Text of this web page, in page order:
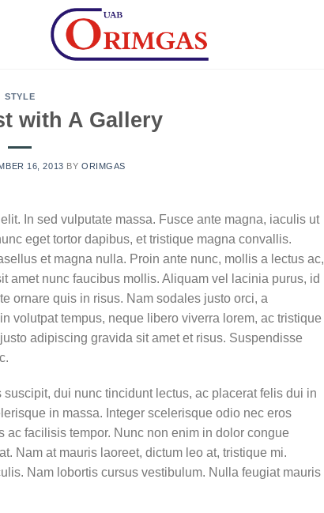
STYLE
with A Gallery
16, 2013 BY ORIMGAS
In sed vulputate massa. Fusce ante magna, iaculis ut
eget tortor dapibus, et tristique magna convallis.
et magna nulla. Proin ante nunc, mollis a lectus ac,
amet nunc faucibus mollis. Aliquam vel lacinia purus, id
ornare quis in risus. Nam sodales justo orci, a
volutpat tempus, neque libero viverra lorem, ac tristique
adipiscing gravida sit amet et risus. Suspendisse
dui nunc tincidunt lectus, ac placerat felis dui in
in massa. Integer scelerisque odio nec eros
facilisis tempor. Nunc non enim in dolor congue
Nam at mauris laoreet, dictum leo at, tristique mi.
Nam lobortis cursus vestibulum. Nulla feugiat mauris